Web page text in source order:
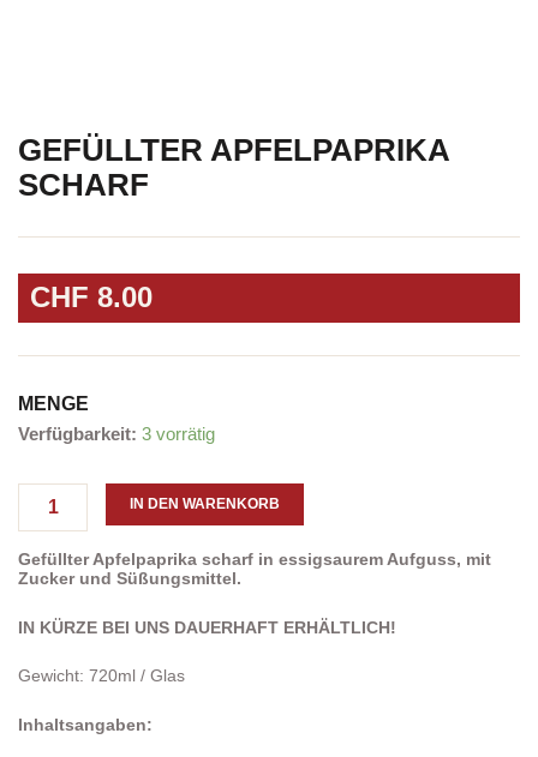
GEFÜLLTER APFELPAPRIKA
SCHARF
CHF 8.00
MENGE
Verfügbarkeit: 3 vorrätig
Gefüllter
Menge
IN DEN WARENKORB
Gefüllter Apfelpaprika scharf in essigsaurem Aufguss, mit
Zucker und Süßungsmittel.
IN KÜRZE BEI UNS DAUERHAFT ERHÄLTLICH!
Gewicht: 720ml / Glas
Inhaltsangaben: